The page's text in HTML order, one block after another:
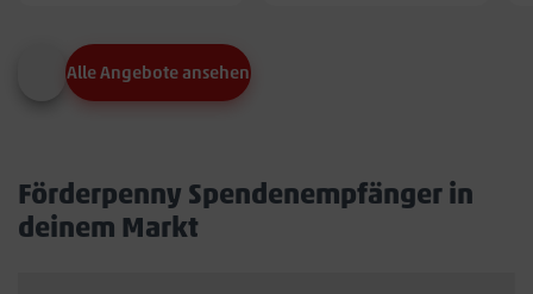
Alle Angebote ansehen
Förderpenny Spendenempfänger in
deinem Markt